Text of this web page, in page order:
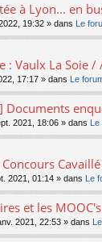
à Lyon... en
19:32 » dans Le
: Vaulx La Soie
17:17 » dans Le
Documents
2021, 18:06 » dans
Concours
2021, 01:14 » dans Le
et les
2021, 22:53 » dans